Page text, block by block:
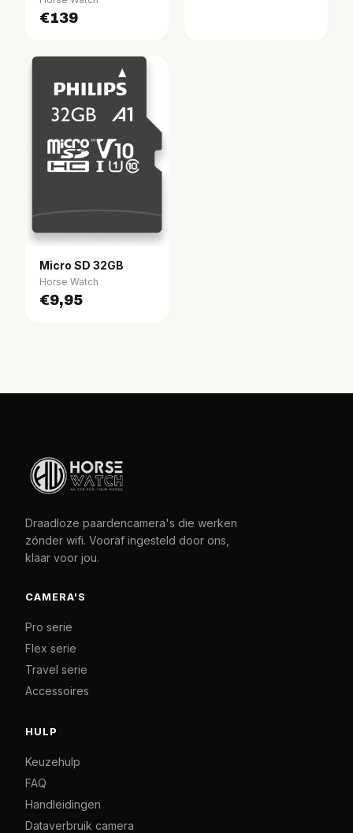
€139
Micro SD 32GB
Horse Watch
€9,95
Draadloze paardencamera's die werken
zónder wifi. Vooraf ingesteld door ons,
klaar voor jou.
CAMERA'S
Pro serie
Flex serie
Travel serie
Accessoires
HULP
Keuzehulp
FAQ
Handleidingen
Dataverbruik camera